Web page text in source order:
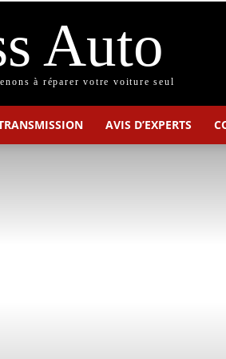
Auto
à réparer votre voiture seul
AVIS D’EXPERTS